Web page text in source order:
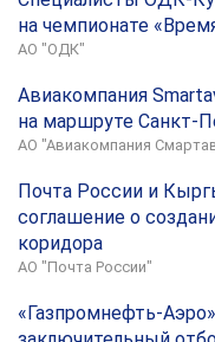
на чемпионате
АО "ОДК"
Авиакомпания
на маршруте Санкт-
АО "Авиакомпания
Почта России и
соглашение о
коридора
АО "Почта России"
«Газпромнефть-